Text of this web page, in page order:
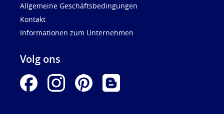
Allgemeine Geschäftsbedingungen
Kontakt
Informationen zum Unternehmen
Volg ons